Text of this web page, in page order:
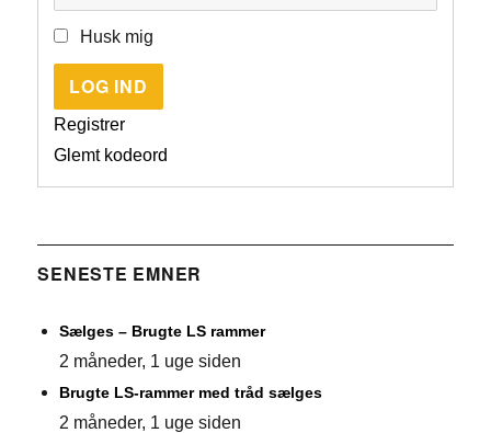
Husk mig
LOG IND
Registrer
Glemt kodeord
SENESTE EMNER
Sælges – Brugte LS rammer
2 måneder, 1 uge siden
Brugte LS-rammer med tråd sælges
2 måneder, 1 uge siden